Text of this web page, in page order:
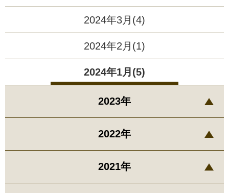
2024年3月(4)
2024年2月(1)
2024年1月(5)
2023年
2022年
2021年